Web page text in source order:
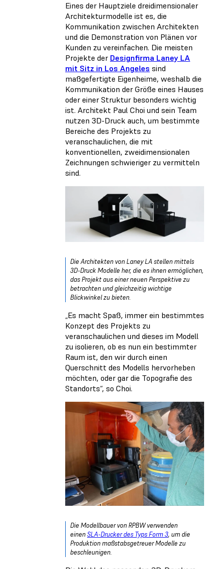
Eines der Hauptziele dreidimensionaler
Architekturmodelle ist es, die
Kommunikation zwischen Architekten
und die Demonstration von Plänen vor
Kunden zu vereinfachen. Die meisten
Projekte der Designfirma Laney LA
mit Sitz in Los Angeles sind
maßgefertigte Eigenheime, weshalb die
Kommunikation der Größe eines Hauses
oder einer Struktur besonders wichtig
ist. Architekt Paul Choi und sein Team
nutzen 3D-Druck auch, um bestimmte
Bereiche des Projekts zu
veranschaulichen, die mit
konventionellen, zweidimensionalen
Zeichnungen schwieriger zu vermitteln
sind.
Die Architekten von Laney LA stellen mittels
3D-Druck Modelle her, die es ihnen ermöglichen,
das Projekt aus einer neuen Perspektive zu
betrachten und gleichzeitig wichtige
Blickwinkel zu bieten.
„Es macht Spaß, immer ein bestimmtes
Konzept des Projekts zu
veranschaulichen und dieses im Modell
zu isolieren, ob es nun ein bestimmter
Raum ist, den wir durch einen
Querschnitt des Modells hervorheben
möchten, oder gar die Topografie des
Standorts“, so Choi.
Die Modellbauer von RPBW verwenden
einenSLA-Drucker des Typs Form 3, um die
Produktion maßstabsgetreuer Modelle zu
beschleunigen.